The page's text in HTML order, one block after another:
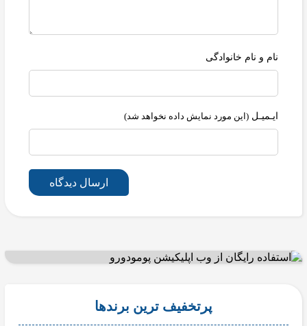
نام و نام خانوادگی
ایـمیـل (این مورد نمایش داده نخواهد شد)
ارسال دیدگاه
پرتخفیف ترین برندها